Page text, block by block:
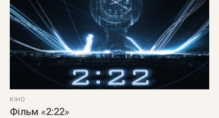
КІНО
Фільм «2:22»